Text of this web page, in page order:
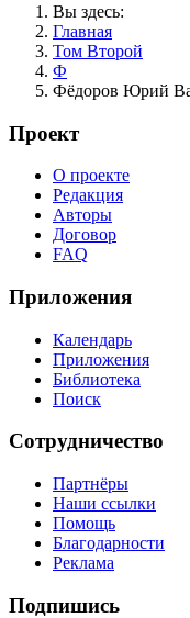
Вы здесь:
Главная
Том Второй
Ф
Фёдоров Юрий
Проект
О проекте
Редакция
Авторы
Договор
FAQ
Приложения
Календарь
Приложения
Библиотека
Поиск
Сотрудничество
Партнёры
Наши ссылки
Помощь
Благодарности
Реклама
Подпишись